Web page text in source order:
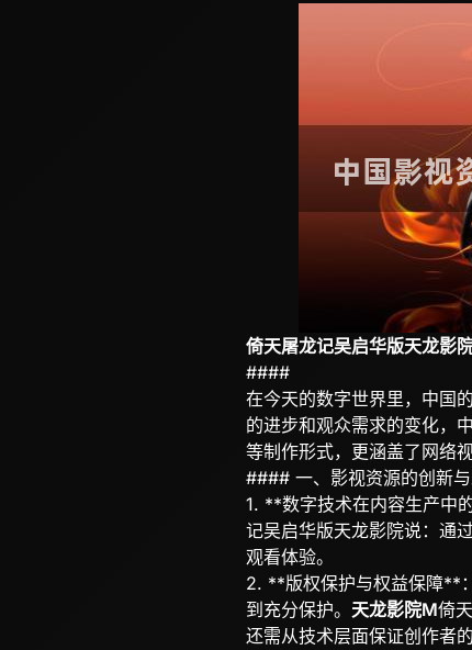
倚天屠龙记吴启华版天龙影
####
在今天的数字世界里，中国
的进步和观众需求的变化，
等制作形式，更涵盖了网络
#### 一、影视资源的创新
1. **数字技术在内容生产中
记吴启华版天龙影院说：通
观看体验。
2. **版权保护与权益保障**
到充分保护。 天龙影院M倚
还需从技术层面保证创作者